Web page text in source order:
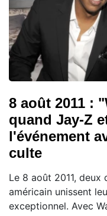
8 août 2011 :
quand Jay-Z
l'événement
culte
Le 8 août 2011, deux
américain unissent
exceptionnel. Avec